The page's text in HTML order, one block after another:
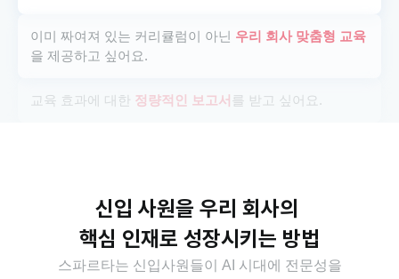
이미 짜여져 있는 커리큘럼이 아닌 우리 회사 맞춤형 교육
을 제공하고 싶어요.
교육 효과에 대한 정량적인 보고서 를 받고 싶어요.
신입 사원을 우리 회사의
핵심 인재로 성장시키는 방법
스파르타는 신입사원들이 AI 시대에 전문성을